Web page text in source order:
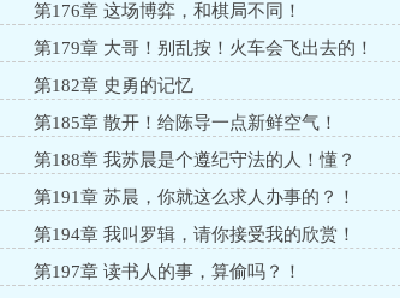
第176章 这场博弈，和棋局不同！
第179章 大哥！别乱按！火车会飞出去的！
第182章 史勇的记忆
第185章 散开！给陈导一点新鲜空气！
第188章 我苏晨是个遵纪守法的人！懂？
第191章 苏晨，你就这么求人办事的？！
第194章 我叫罗辑，请你接受我的欣赏！
第197章 读书人的事，算偷吗？！